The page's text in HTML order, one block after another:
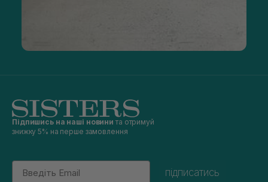
Підпишись на наші новини та отримуй
знижку 5% на перше замовлення
Email
підписатись